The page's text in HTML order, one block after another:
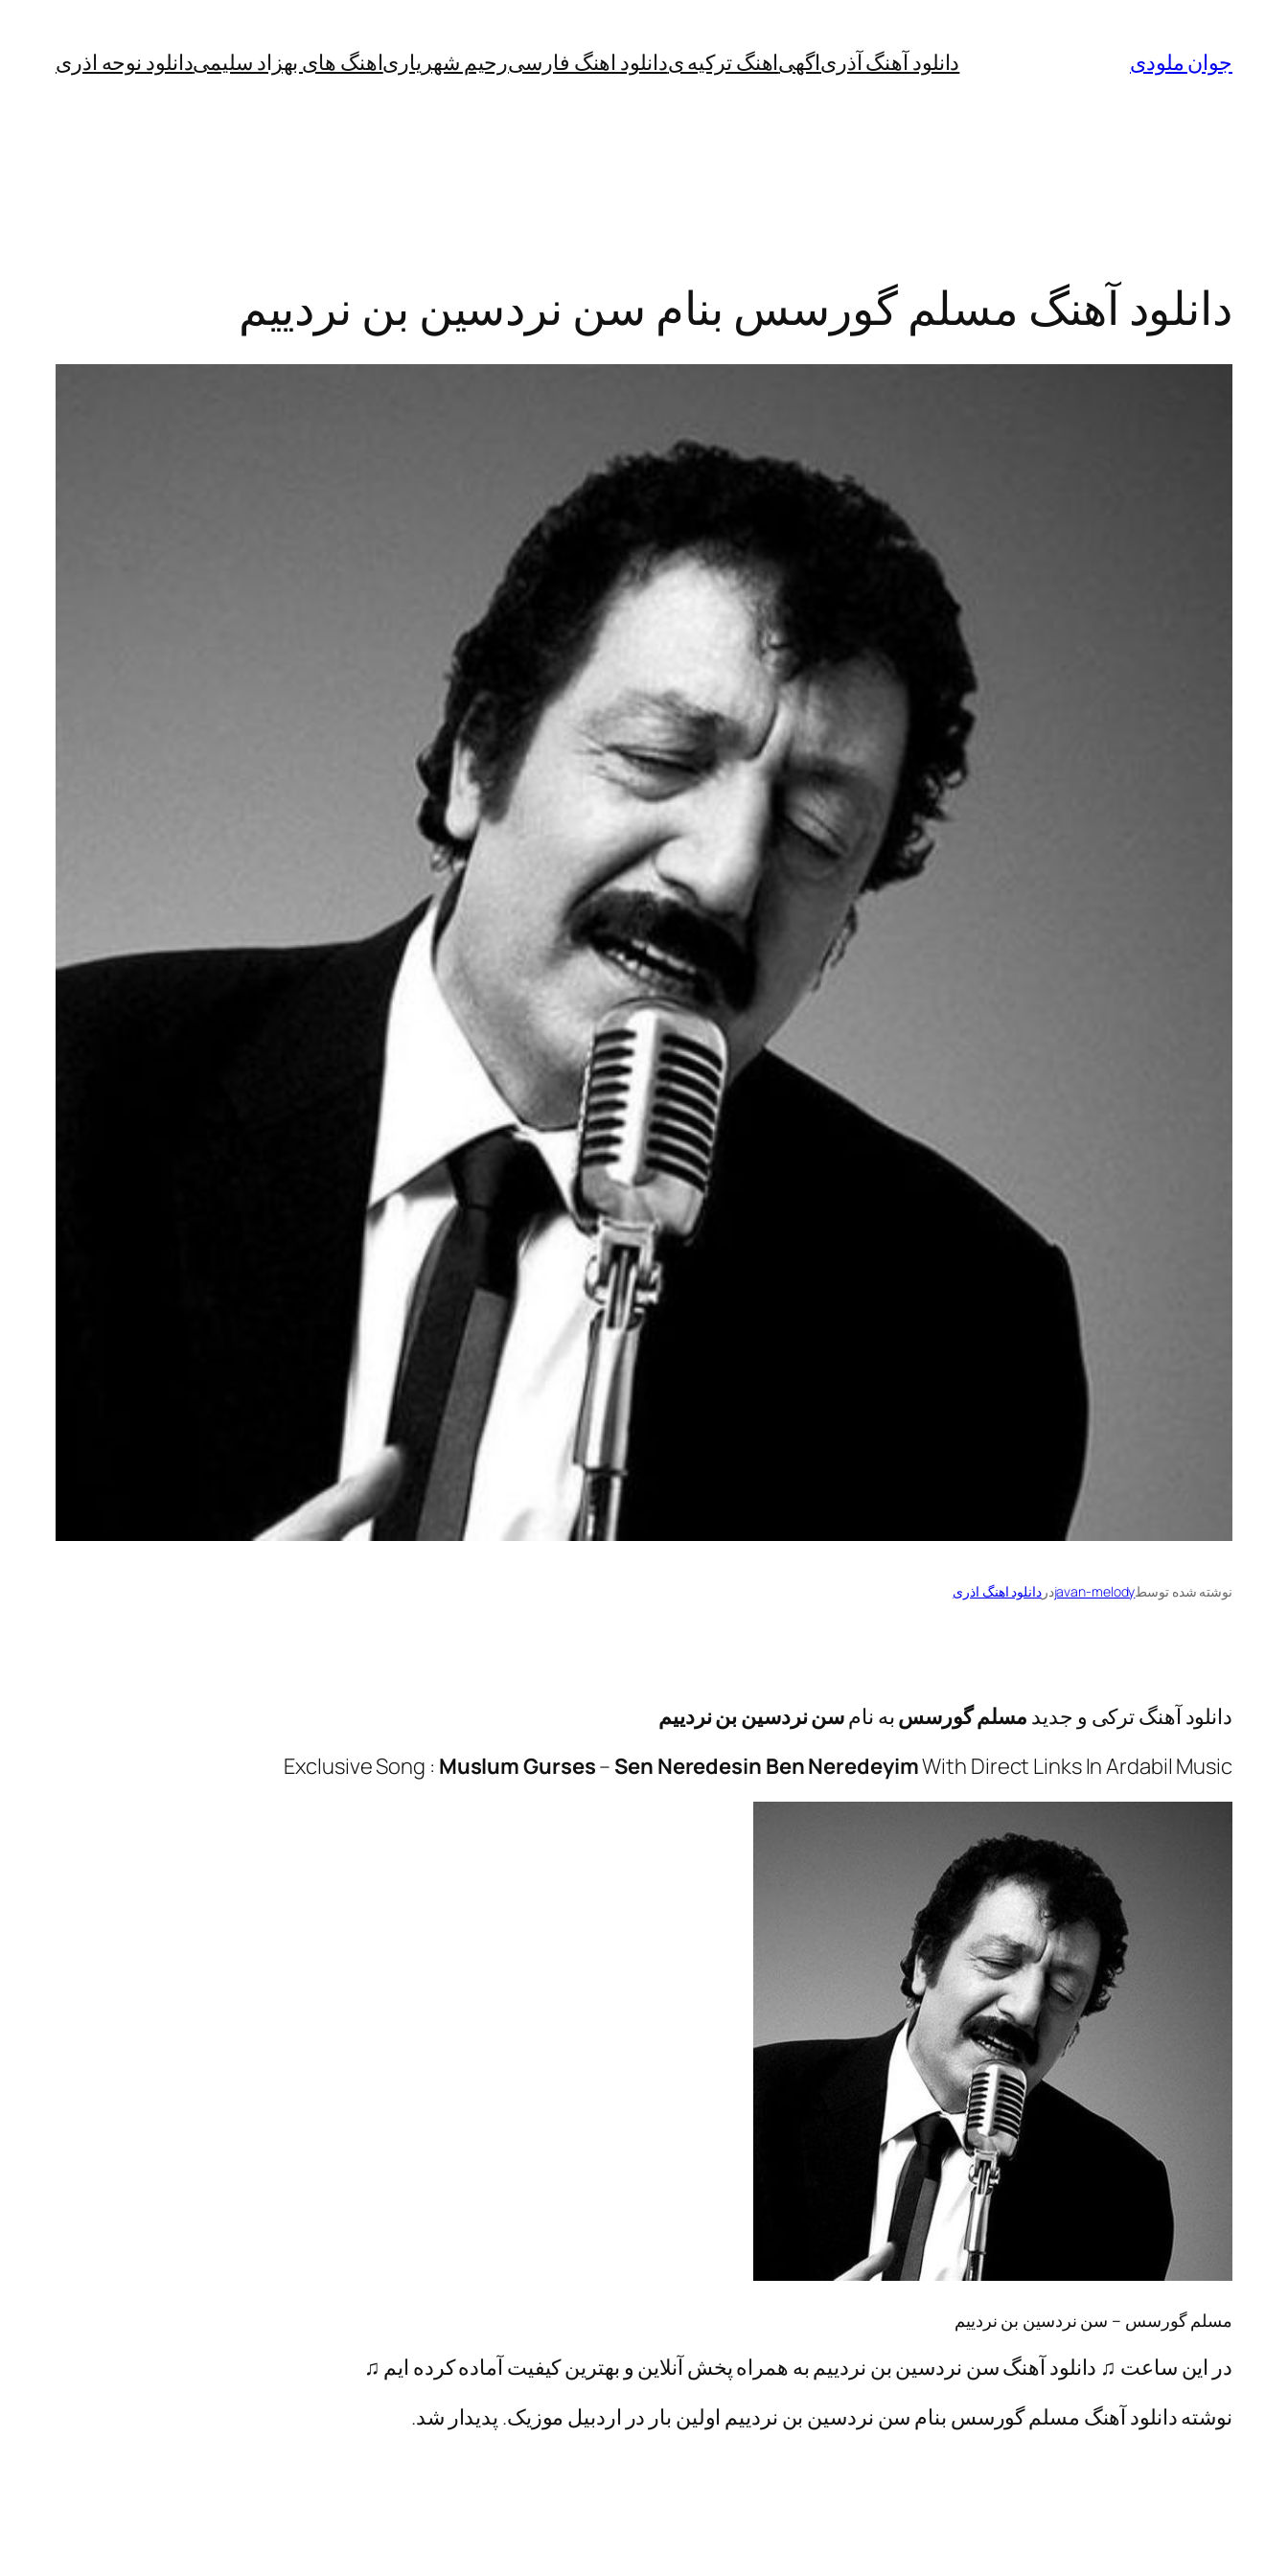
جوان ملودی دانلود آهنگ آذریاگهیاهنگ ترکیه یدانلود اهنگ فارسیرحیم شهریاریاهنگ های بهزاد سلیمیدانلود نوحه اذری
دانلود آهنگ مسلم گورسس بنام سن نردسین بن نردییم
نوشته شده توسطjavan-melodyدردانلود اهنگ اذری
دانلود آهنگ ترکی و جدید مسلم گورسسبه نامسن نردسین بن نردییم
Exclusive Song : Muslum Gurses– Sen Neredesin Ben NeredeyimWith Direct Links In Ardabil Music
مسلم گورسس – سن نردسین بن نردییم
در این ساعت ♫ دانلود آهنگ سن نردسین بن نردییم به همراه پخش آنلاین و بهترین کیفیت آماده کرده ایم ♫
نوشته دانلود آهنگ مسلم گورسس بنام سن نردسین بن نردییم اولین بار در اردبیل موزیک. پدیدار شد.